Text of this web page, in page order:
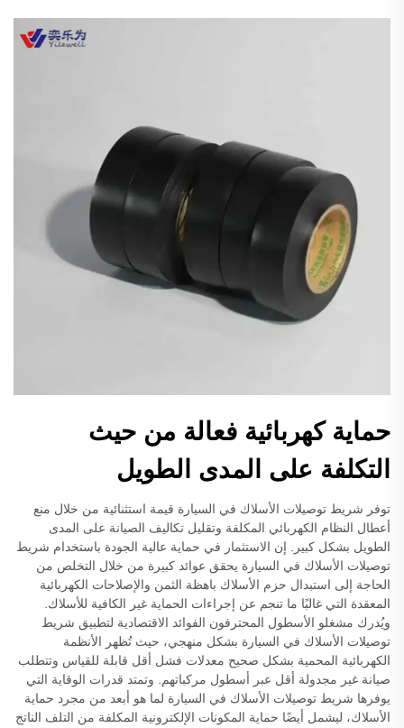
حماية كهربائية فعالة من حيث
التكلفة على المدى الطويل
توفر شريط توصيلات الأسلاك في السيارة قيمة استثنائية من خلال منع
أعطال النظام الكهربائي المكلفة وتقليل تكاليف الصيانة على المدى
الطويل بشكل كبير. إن الاستثمار في حماية عالية الجودة باستخدام شريط
توصيلات الأسلاك في السيارة يحقق عوائد كبيرة من خلال التخلص من
الحاجة إلى استبدال حزم الأسلاك باهظة الثمن والإصلاحات الكهربائية
المعقدة التي غالبًا ما تنجم عن إجراءات الحماية غير الكافية للأسلاك.
ويُدرك مشغلو الأسطول المحترفون الفوائد الاقتصادية لتطبيق شريط
توصيلات الأسلاك في السيارة بشكل منهجي، حيث تُظهر الأنظمة
الكهربائية المحمية بشكل صحيح معدلات فشل أقل قابلة للقياس وتتطلب
صيانة غير مجدولة أقل عبر أسطول مركباتهم. وتمتد قدرات الوقاية التي
يوفرها شريط توصيلات الأسلاك في السيارة لما هو أبعد من مجرد حماية
الأسلاك، ليشمل أيضًا حماية المكونات الإلكترونية المكلفة من التلف الناتج